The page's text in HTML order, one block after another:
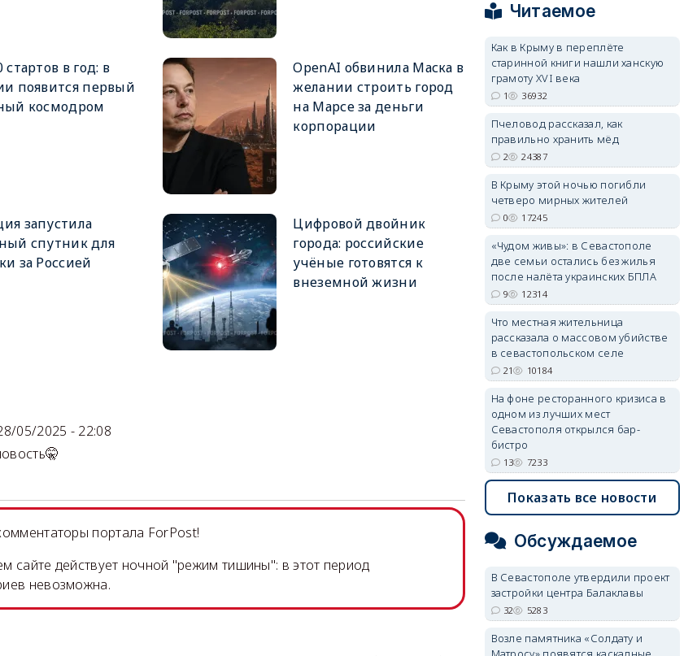
стартов в год: в
появится первый
космодром
OpenAI обвинила Маска в
желании строить город
на Марсе за деньги
корпорации
запустила
спутник для
за Россией
Цифровой двойник
города: российские
учёные готовятся к
внеземной жизни
05/2025 - 22:08
портала ForPost!
сайте действует ночной "режим тишины": в этот период
невозможна.
erid: 2SDnjdvhGXG
Читаемое
Как в Крыму в переплёте
старинной книги нашли ханскую
грамоту XVI века
1 36932
Пчеловод рассказал, как
правильно хранить мёд
2 24387
В Крыму этой ночью погибли
четверо мирных жителей
0 17245
«Чудом живы»: в Севастополе
две семьи остались без жилья
после налёта украинских БПЛА
9 12314
Что местная жительница
рассказала о массовом убийстве
в севастопольском селе
21 10184
На фоне ресторанного кризиса в
одном из лучших мест
Севастополя открылся бар-
бистро
13 7233
Показать все новости
Обсуждаемое
В Севастополе утвердили проект
застройки центра Балаклавы
32 5283
Возле памятника «Солдату и